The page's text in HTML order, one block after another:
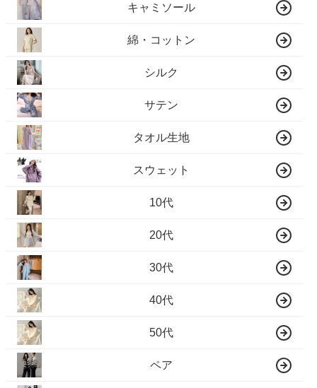
キャミソール
綿・コットン
シルク
サテン
タオル生地
スウェット
10代
20代
30代
40代
50代
ペア